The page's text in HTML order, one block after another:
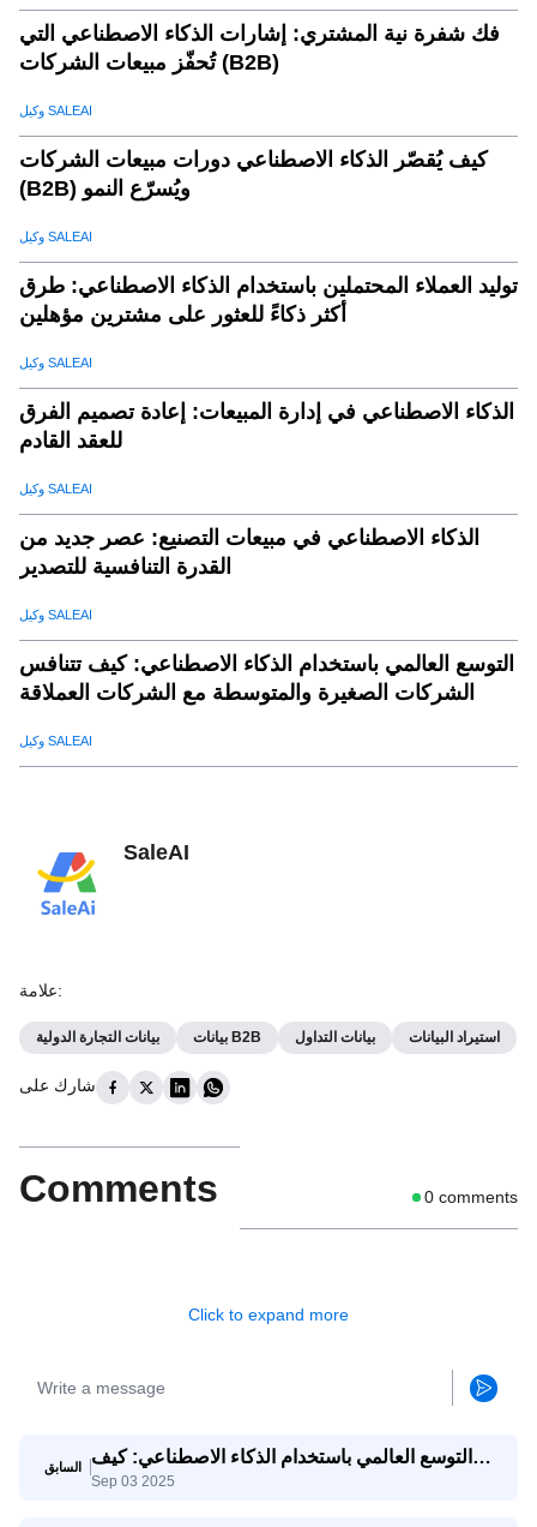
فك شفرة نية المشتري: إشارات الذكاء الاصطناعي التي
تُحفّز مبيعات الشركات (B2B)
وكيل SALEAI
كيف يُقصّر الذكاء الاصطناعي دورات مبيعات الشركات
(B2B) ويُسرّع النمو
وكيل SALEAI
توليد العملاء المحتملين باستخدام الذكاء الاصطناعي: طرق
أكثر ذكاءً للعثور على مشترين مؤهلين
وكيل SALEAI
الذكاء الاصطناعي في إدارة المبيعات: إعادة تصميم الفرق
للعقد القادم
وكيل SALEAI
الذكاء الاصطناعي في مبيعات التصنيع: عصر جديد من
القدرة التنافسية للتصدير
وكيل SALEAI
التوسع العالمي باستخدام الذكاء الاصطناعي: كيف تتنافس
الشركات الصغيرة والمتوسطة مع الشركات العملاقة
وكيل SALEAI
SaleAI
علامة:
بيانات التجارة الدولية بيانات B2B بيانات التداول استيراد البيانات
شارك على
Comments 0 comments
Click to expand more
السابق
التوسع العالمي باستخدام الذكاء الاصطناعي: كيف
تتنافس الشركات الصغيرة والمتوسطة مع الشركات
Sep 03 2025